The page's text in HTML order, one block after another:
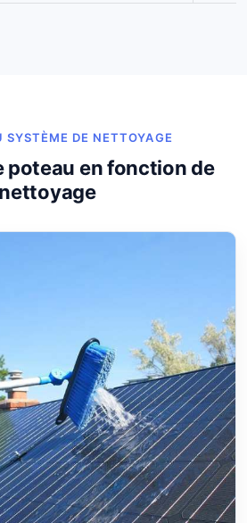
SYSTÈME DE NETTOYAGE
poteau en fonction de
nettoyage